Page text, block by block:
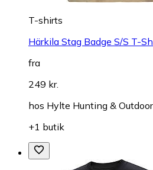
T-shirts
Härkila Stag Badge S/S T-
fra
249 kr.
hos Hylte Hunting & Outdoor
+1 butik